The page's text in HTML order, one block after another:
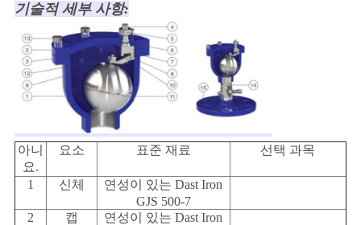
기술적 세부 사항:
아니
요.
요소 표준 재료 선택 과목
1 신체
연성이 있는 Dast Iron
GJS 500-7
2
캡
연성이 있는 Dast Iron